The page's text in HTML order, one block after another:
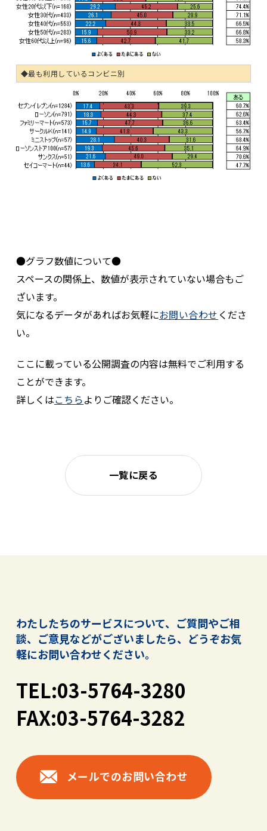
◆最も利用しているコンビニ別
●グラフ数値について●
スペースの関係上、数値が表示されていない場合もご
ざいます。
気になるデータがあればお気軽にお問い合わせ くださ
い。
ここに載っている公開調査の内容は無料でご利用する
ことができます。
詳しくはこちらよりご確認ください。
一覧に戻る
わたしたちのサービスについて、ご質問やご相
談、ご意見などがございましたら、 どうぞお気
軽にお問い合わせください。
TEL:03-5764-3280
FAX:03-5764-3282
メールでのお問い合わせ